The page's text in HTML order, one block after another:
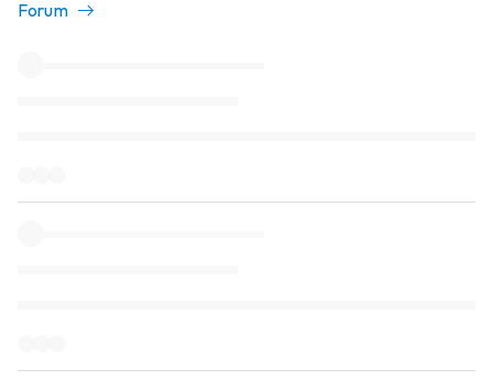
Forum